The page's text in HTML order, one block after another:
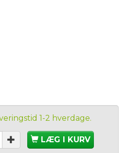
1-2 hverdage.
LÆG I KURV